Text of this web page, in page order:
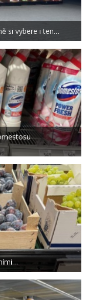
si vybere i ten…